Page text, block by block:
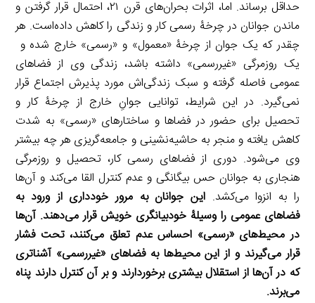
حداقل برساند. اما، اثرات بحران‌های قرن ۲۱، احتمال قرار گرفتن و
ماندن جوانان در چرخۀ رسمی کار و زندگی را کاهش داده‌است. هر
چقدر که یک جوان از چرخۀ «معمول» و «رسمی» خارج شده و
یک روزمرگی «غیررسمی» داشته باشد، زندگی وی از فضاهای
عمومی فاصله گرفته و سبک زندگی‌اش مورد پذیرش اجتماع قرار
نمی‌گیرد. در این شرایط، توانایی جوانِ خارج از چرخۀ کار و
تحصیل برای حضور در فضاها و ساختارهای «رسمی» به شدت
کاهش یافته و منجر به حاشیه‌نشینی و جامعه‌گریزی هر چه بیشتر
وی می‌شود. دوری از فضاهای رسمی کار، تحصیل و روزمرگی
هنجاری به جوانان حس بیگانگی و عدم کنترل القا می‌کند و آن‌ها
را به انزوا می‌کشد.این جوانان به مرور خودداری از ورود به
فضاهای عمومی را وسیلۀ خودبیانگری خویش قرار می‌دهند. آن‌ها
در محیط‌های «رسمی» احساس عدم تعلق می‌کنند، تحت فشار
قرار می‌گیرند و از این محیط‌ها به فضاهای «غیررسمی» آشناتری
که در آن‌ها از استقلال بیشتری برخوردارند و بر آن کنترل دارند پناه
می‌برند.